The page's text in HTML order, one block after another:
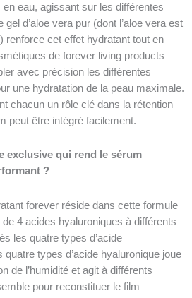
eau, agissant sur les différentes
gel d’aloe vera pur (dont l’aloe vera est
renforce cet effet hydratant tout en
de forever living products
avec précision les différentes
une hydratation de la peau maximale.
chacun un rôle clé dans la rétention
peut être intégré facilement.
exclusive qui rend le sérum
?
forever réside dans cette formule
4 acides hyaluroniques à différents
les quatre types d’acide
quatre types d’acide hyaluronique joue
de l’humidité et agit à différents
pour reconstituer le film